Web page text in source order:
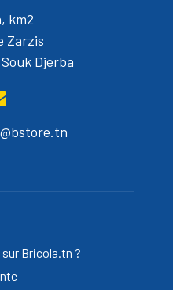
km2
Zarzis
Djerba
Bricola.tn ?